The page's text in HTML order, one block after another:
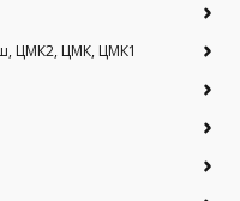
ЦМК2, ЦМК, ЦМК1